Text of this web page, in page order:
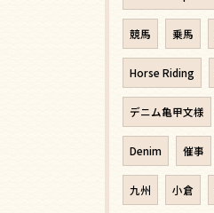
競馬 乗馬
Horse Riding
デニム亀甲文様
Denim 催事
九州 小倉